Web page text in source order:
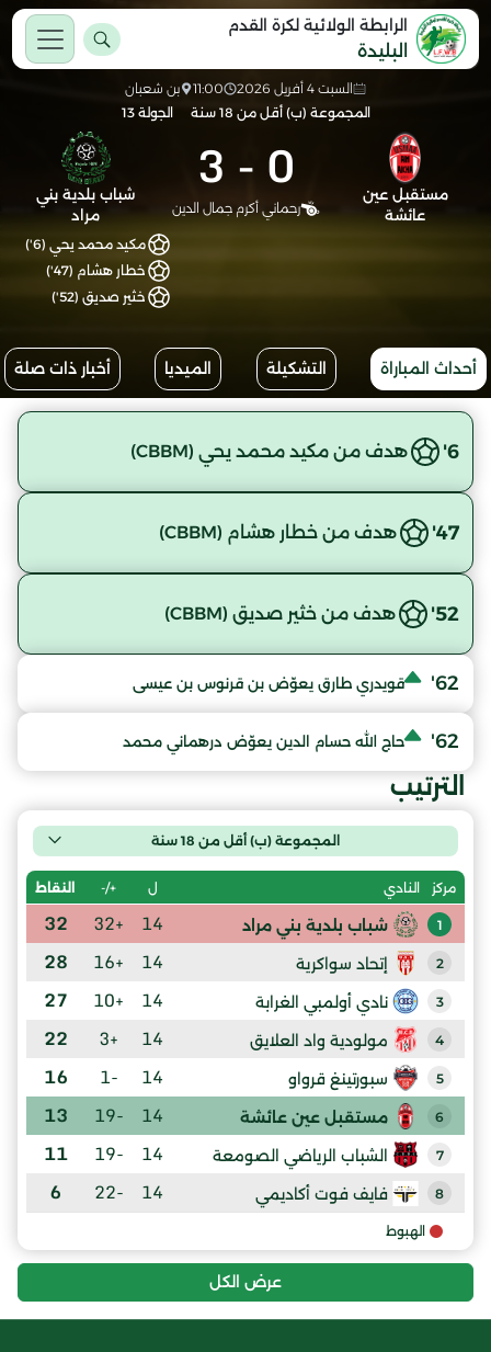
الرابطة الولائية لكرة القدم
البليدة
السبت 4 أفريل 2026 11:00
بن شعبان
المجموعة (ب) أقل من 18 سنة
الجولة 13
مستقبل عين
عائشة
0
-
3
رحماني أكرم جمال الدين
شباب بلدية بني
مراد
مكيد محمد يحي (6')
خطار هشام (47')
خثير صديق (52')
أحداث المباراة التشكيلة الميديا أخبار ذات صلة
6' هدف من مكيد محمد يحي (CBBM)
47' هدف من خطار هشام (CBBM)
52' هدف من خثير صديق (CBBM)
62' قويدري طارق يعوّض بن قرنوس بن عيسى
62' حاج الله حسام الدين يعوّض درهماني محمد
الترتيب
المجموعة (ب) أقل من 18 سنة
مركز النادي ل +/- النقاط
1 شباب بلدية بني مراد 14
+32
32
2 إتحاد سواكرية 14
+16
28
3 نادي أولمبي الغرابة 14
+10
27
4 مولودية واد العلايق 14
+3
22
5 سبورتينغ قرواو 14
-1
16
6 مستقبل عين عائشة 14
-19
13
7 الشباب الرياضي الصومعة 14
-19
11
8 فايف فوت أكاديمي 14
-22
6
الهبوط
عرض الكل